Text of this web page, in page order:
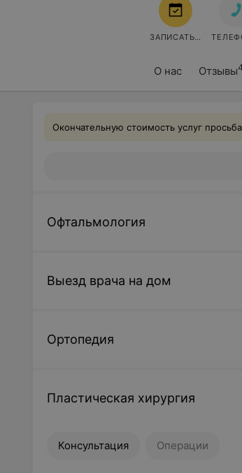
О нас Отзывы
ЗАПИСАТЬСЯ
Окончательную стоимость услуг
Офтальмология
Выезд врача на дом
Ортопедия
Пластическая хирургия
Консультация Операции